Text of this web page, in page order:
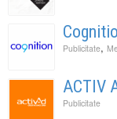
Publicitate,
ACTIV
Publicitate